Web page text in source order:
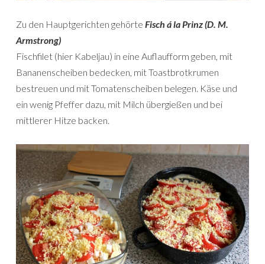
Zu den Hauptgerichten gehörte Fisch á la Prinz (D. M.
Armstrong)
Fischfilet (hier Kabeljau) in eine Auflaufform geben, mit
Bananenscheiben bedecken, mit Toastbrotkrumen
bestreuen und mit Tomatenscheiben belegen. Käse und
ein wenig Pfeffer dazu, mit Milch übergießen und bei
mittlerer Hitze backen.